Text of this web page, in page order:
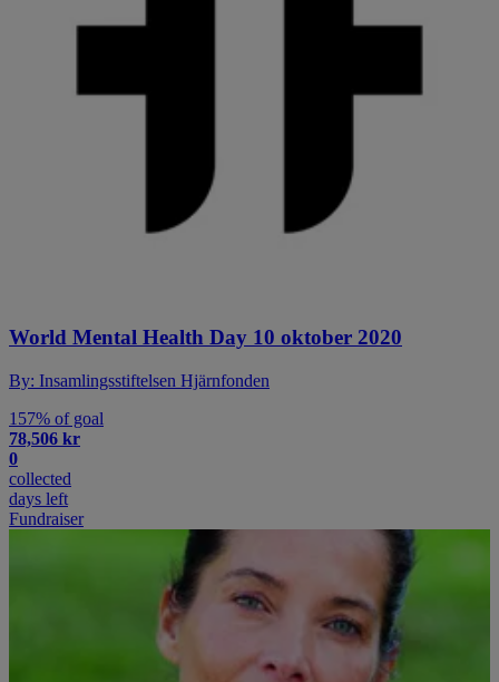
World Mental Health Day 10 oktober 2020
By: Insamlingsstiftelsen Hjärnfonden
157% of goal
78,506 kr
0
collected
days left
Fundraiser